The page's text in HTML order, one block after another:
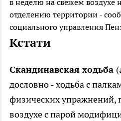
в неделю на свежем воздухе
отделению территории -
социального управления
Кстати
Скандинавская ходьба (
дословно - ходьба с
физических упражнений,
воздухе с парой